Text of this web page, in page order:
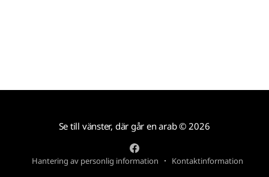
Se till vänster, där går en arab© 2026
Hantering av personlig information Kontaktinformation